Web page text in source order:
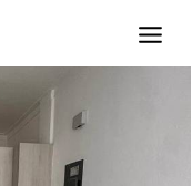
1 PARQUEO - Tu